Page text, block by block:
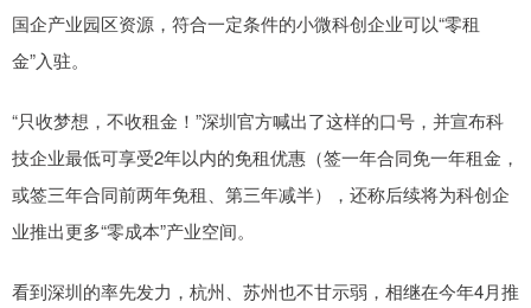
国企产业园区资源，符合一定条件的小微科创企业可以“零租
金”入驻。
“只收梦想，不收租金！”深圳官方喊出了这样的口号，并宣布科
技企业最低可享受2年以内的免租优惠（签一年合同免一年租金，
或签三年合同前两年免租、第三年减半），还称后续将为科创企
业推出更多“零成本”产业空间。
看到深圳的率先发力，杭州、苏州也不甘示弱，相继在今年4月推